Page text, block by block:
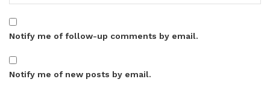
Notify me of follow-up comments by email.
Notify me of new posts by email.